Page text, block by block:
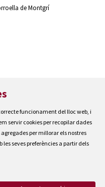
de Montgrí
funcionament del lloc web, i
servir cookies per recopilar dades
per millorar els nostres
seves preferències a partir dels